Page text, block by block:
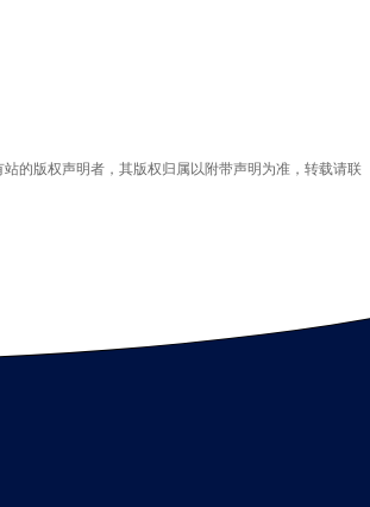
的版权声明者，其版权归属以附带声明为准，转载请联